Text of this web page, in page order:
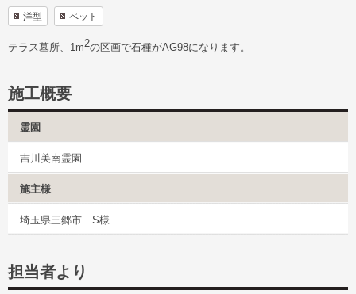
洋型 ペット
テラス墓所、1m2の区画で石種がAG98になります。
施工概要
霊園
吉川美南霊園
施主様
埼玉県三郷市 S様
担当者より